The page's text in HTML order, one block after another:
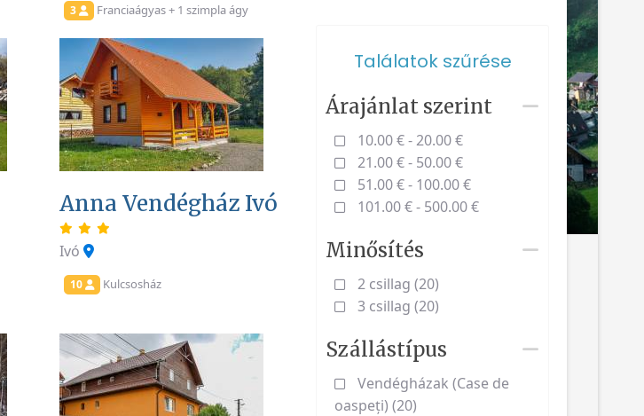
3 Franciaágyas + 1 szimpla ágy
Anna Vendégház Ivó
Ivó
10 Kulcsosház
Találatok szűrése
Árajánlat szerint
10.00 € - 20.00 €
21.00 € - 50.00 €
51.00 € - 100.00 €
101.00 € - 500.00 €
Minősítés
2 csillag (20)
3 csillag (20)
Szállástípus
Vendégházak (Case de
oaspeți) (20)